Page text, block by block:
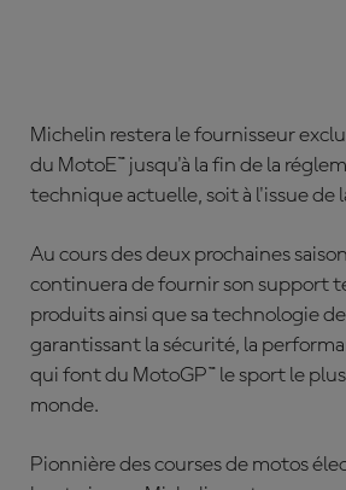
Michelin restera le fournisseur
du MotoE™ jusqu'à la fin de la
technique actuelle, soit à l'issue de
Au cours des deux prochaines
continuera de fournir son support
produits ainsi que sa technologie
garantissant la sécurité, la
qui font du MotoGP™ le sport le
monde.
Pionnière des courses de motos